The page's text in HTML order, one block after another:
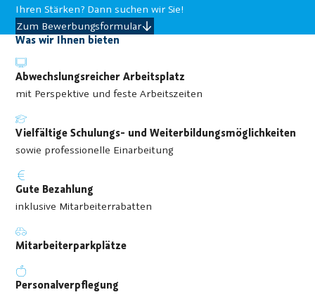
Ihren Stärken? Dann suchen wir Sie!
Zum Bewerbungsformular
Was wir Ihnen bieten
Abwechslungsreicher Arbeitsplatz
mit Perspektive und feste Arbeitszeiten
Vielfältige Schulungs- und Weiterbildungsmöglichkeiten
sowie professionelle Einarbeitung
Gute Bezahlung
inklusive Mitarbeiterrabatten
Mitarbeiterparkplätze
Personalverpflegung